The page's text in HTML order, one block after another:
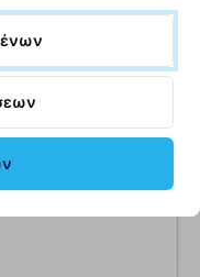
για iPad Mini 4,
€
4 τεμ